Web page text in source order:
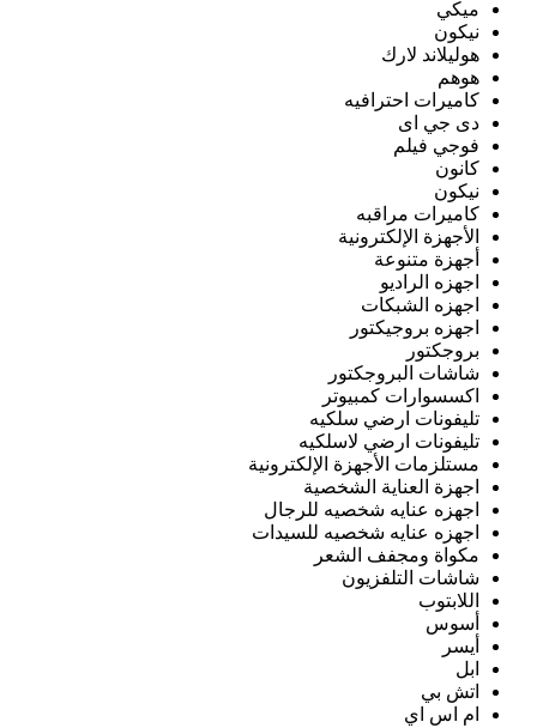
ميكي
نيكون
هوليلاند لارك
هوهم
كاميرات احترافيه
دى جي اى
فوجي فيلم
كانون
نيكون
كاميرات مراقبه
الأجهزة الإلكترونية
أجهزة متنوعة
اجهزه الراديو
اجهزه الشبكات
اجهزه بروجيكتور
بروجكتور
شاشات البروجكتور
اكسسوارات كمبيوتر
تليفونات ارضي سلكيه
تليفونات ارضي لاسلكيه
مستلزمات الأجهزة الإلكترونية
اجهزة العناية الشخصية
اجهزه عنايه شخصيه للرجال
اجهزه عنايه شخصيه للسيدات
مكواة ومجفف الشعر
شاشات التلفزيون
اللابتوب
أسوس
أيسر
ابل
اتش بي
ام اس اي